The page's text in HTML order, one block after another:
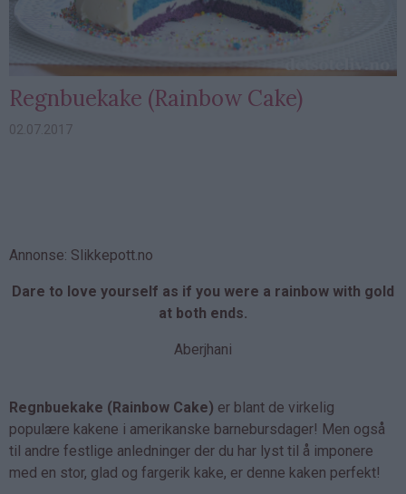
Regnbuekake (Rainbow Cake)
02.07.2017
Annonse: Slikkepott.no
Dare to love yourself as if you were a rainbow with gold
at both ends.
Aberjhani
Regnbuekake (Rainbow Cake) er blant de virkelig
populære kakene i amerikanske barnebursdager! Men også
til andre festlige anledninger der du har lyst til å imponere
med en stor, glad og fargerik kake, er denne kaken perfekt!